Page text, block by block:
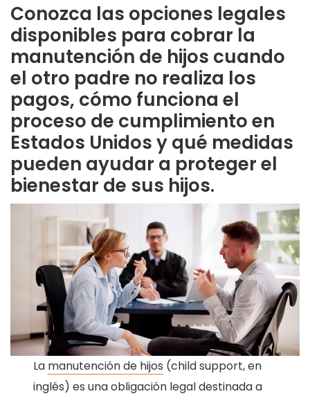
Conozca las opciones legales
disponibles para cobrar la
manutención de hijos cuando
el otro padre no realiza los
pagos, cómo funciona el
proceso de cumplimiento en
Estados Unidos y qué medidas
pueden ayudar a proteger el
bienestar de sus hijos.
La manutención de hijos (child support, en
inglés) es una obligación legal destinada a